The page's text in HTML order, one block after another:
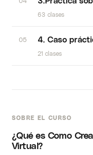
SOBRE EL CURSO
¿Qué es Como
Virtual?
63 clases
05 4. Caso
21 clases